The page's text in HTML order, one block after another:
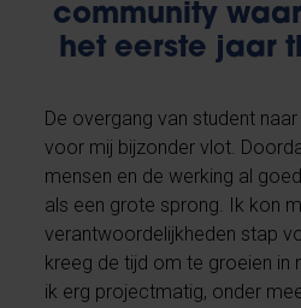
community
het eerste jaar
De overgang van student
voor mij bijzonder vlot.
mensen en de werking al
als een grote sprong. Ik kon
verantwoordelijkheden stap
kreeg de tijd om te groeien in
ik erg projectmatig, onder